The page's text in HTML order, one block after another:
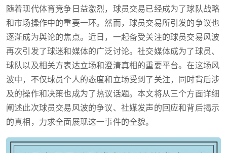
随着现代体育竞争日益激烈，球员交易已经成为了球队战略
和市场操作中的重要一环。然而，球员交易所引发的争议也
逐渐成为舆论的焦点。近日，一起备受关注的球员交易风波
再次引发了球迷和媒体的广泛讨论。社交媒体成为了球员、
球队以及相关方表达立场和澄清真相的重要平台。在这场风
波中，不仅球员个人的态度和立场受到了关注，同时背后涉
及的操作和决策也成为了热议话题。本文将从三个方面详细
阐述此次球员交易风波的争议、社媒发声的回应和背后揭示
的真相，力求全面展现这一事件的全貌。